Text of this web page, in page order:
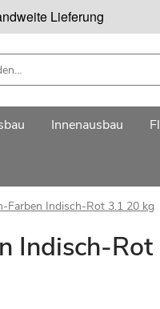
Lieferung
Innenausbau
Farben Indisch-Rot 3.1 20 kg
Indisch-